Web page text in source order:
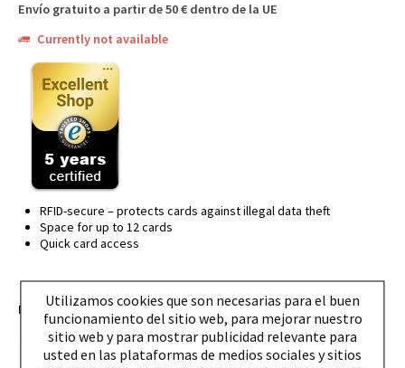
Envío gratuito a partir de 50 € dentro de la UE
Currently not available
RFID-secure – protects cards against illegal data theft
Space for up to 12 cards
Quick card access
EAN: 4260050241327
Utilizamos cookies que son necesarias para el buen
funcionamiento del sitio web, para mejorar nuestro
sitio web y para mostrar publicidad relevante para
usted en las plataformas de medios sociales y sitios